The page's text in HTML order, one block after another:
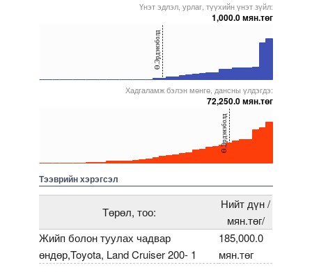
Үнэт эдлэл, урлаг, түүхийн үнэт зүйл:
1,000.0 мян.төг
5000000000000005272123500000000000000527168150000000000000052715615000000000000005216849
Ө.Эрдэнэболд
Хадгаламж бэлэн мөнгө, дансны үлдэгдэ:
72,250.0 мян.төг
50000000000000052715665000000000000005236597
Ө.Эрдэнэболд
Тээврийн хэрэгсэл
Төрөл, тоо:
Нийт дүн /
мян.төг/
Жийп болон туулах чадвар
өндөр,Toyota, Land Cruiser 200- 1
185,000.0
мян.төг